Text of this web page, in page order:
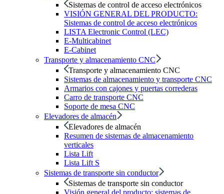
Sistemas de control de acceso electrónicos
VISIÓN GENERAL DEL PRODUCTO:
Sistemas de control de acceso electrónicos
LISTA Electronic Control (LEC)
E-Multicabinet
E-Cabinet
Transporte y almacenamiento CNC
Transporte y almacenamiento CNC
Sistemas de almacenamiento y transporte CNC
Armarios con cajones y puertas correderas
Carro de transporte CNC
Soporte de mesa CNC
Elevadores de almacén
Elevadores de almacén
Resumen de sistemas de almacenamiento
verticales
Lista Lift
Lista Lift S
Sistemas de transporte sin conductor
Sistemas de transporte sin conductor